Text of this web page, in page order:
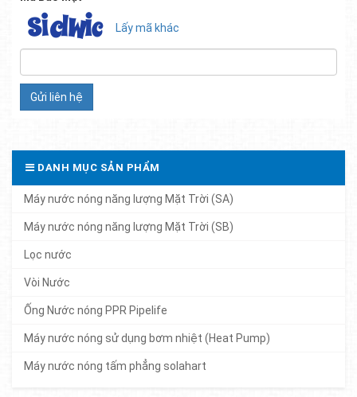
Lấy mã khác
DANH MỤC SẢN PHẨM
Máy nước nóng năng lượng Mặt Trời (SA)
Máy nước nóng năng lượng Mặt Trời (SB)
Lọc nước
Vòi Nước
Ống Nước nóng PPR Pipelife
Máy nước nóng sử dụng bơm nhiệt (Heat Pump)
Máy nước nóng tấm phẳng solahart